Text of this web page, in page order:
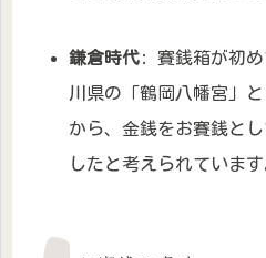
鎌倉時代: 賽銭箱が初
川県の「鶴岡八幡宮」
から、金銭をお賽銭と
したと考えられています